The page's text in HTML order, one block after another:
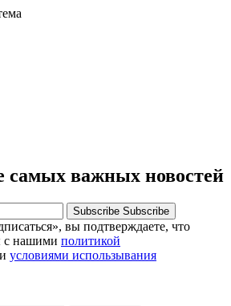
самых важных новостей
Subscribe Subscribe
вы подтверждаете, что
с нашими политикой
и условиями использывания